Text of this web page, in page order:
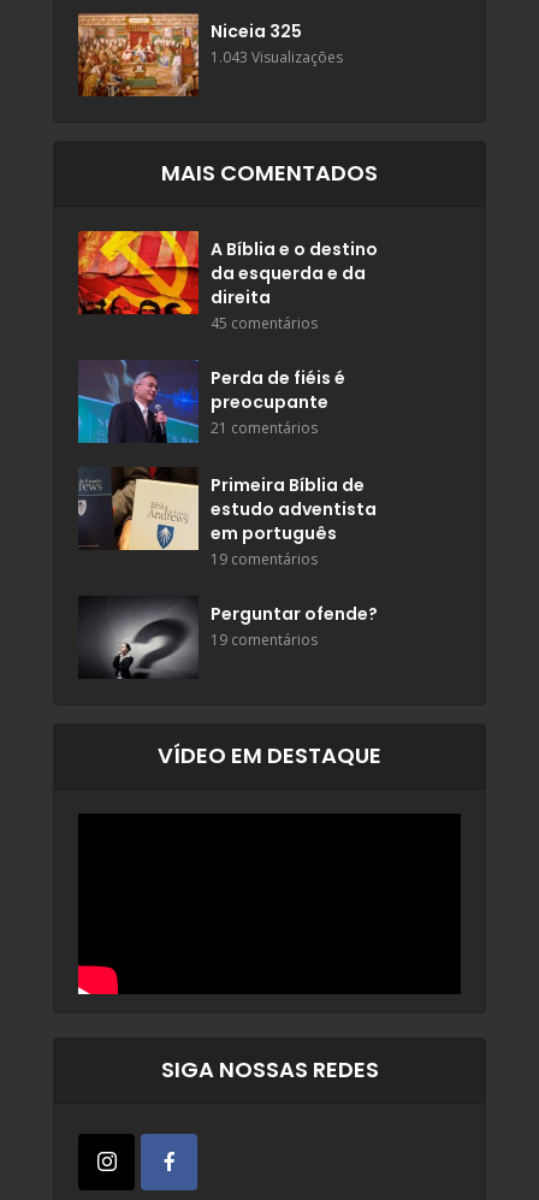
Niceia 325
1.043 Visualizações
MAIS COMENTADOS
A Bíblia e o destino
da esquerda e da
direita
45 comentários
Perda de fiéis é
preocupante
21 comentários
Primeira Bíblia de
estudo adventista
em português
19 comentários
Perguntar ofende?
19 comentários
VÍDEO EM DESTAQUE
SIGA NOSSAS REDES